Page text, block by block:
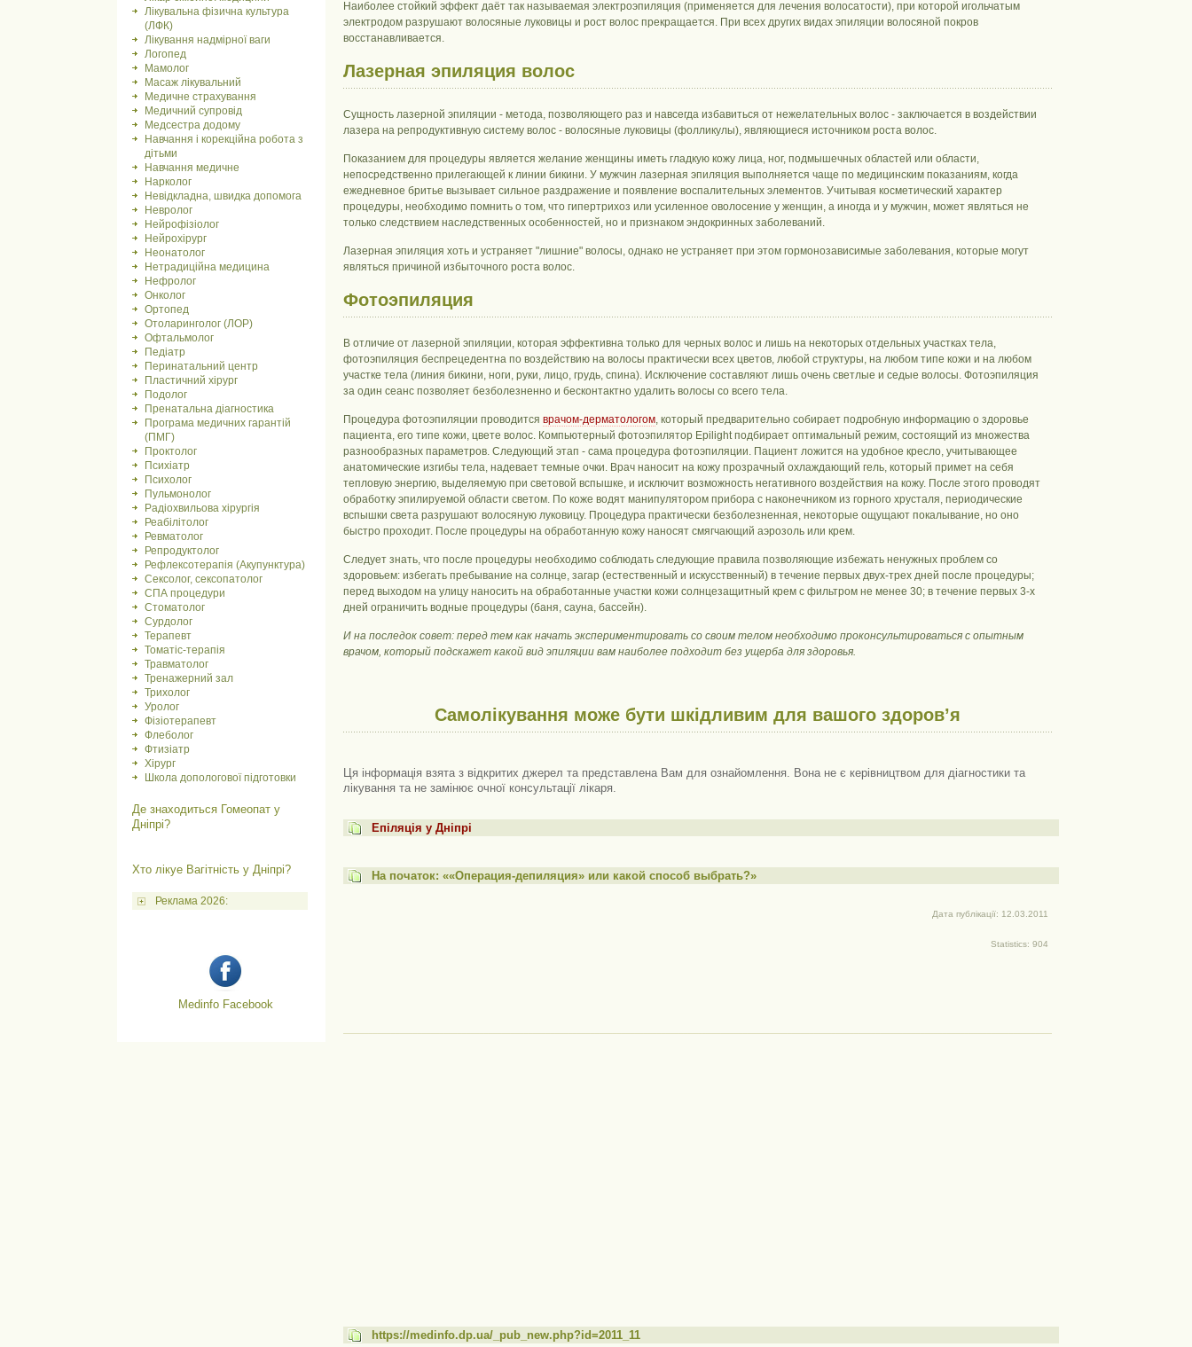
Лікувальна фізична культура
(ЛФК)
Лікування надмірної ваги
Логопед
Мамолог
Масаж лікувальний
Медичне страхування
Медичний супровід
Медсестра додому
Навчання і корекційна робота з
дітьми
Навчання медичне
Нарколог
Невідкладна, швидка допомога
Невролог
Нейрофізіолог
Нейрохірург
Неонатолог
Нетрадиційна медицина
Нефролог
Онколог
Ортопед
Отоларинголог (ЛОР)
Офтальмолог
Педіатр
Перинатальний центр
Пластичний хірург
Подолог
Пренатальна діагностика
Програма медичних гарантій
(ПМГ)
Проктолог
Психіатр
Психолог
Пульмонолог
Радіохвильова хірургія
Реабілітолог
Ревматолог
Репродуктолог
Рефлексотерапія (Акупунктура)
Сексолог, сексопатолог
СПА процедури
Стоматолог
Сурдолог
Терапевт
Томатіс-терапія
Травматолог
Тренажерний зал
Трихолог
Уролог
Фізіотерапевт
Флеболог
Фтизіатр
Хірург
Школа допологової підготовки
Де знаходиться Гомеопат у
Дніпрі?
Хто лікуе Вагітність у Дніпрі?
Реклама 2026:
Medinfo Facebook
Наиболее стойкий эффект даёт так называемая электроэпиляция (применяется для лечения волосатости), при которой игольчатым
электродом разрушают волосяные луковицы и рост волос прекращается. При всех других видах эпиляции волосяной покров
восстанавливается.
Лазерная эпиляция волос
Сущность лазерной эпиляции - метода, позволяющего раз и навсегда избавиться от нежелательных волос - заключается в воздействии
лазера на репродуктивную систему волос - волосяные луковицы (фолликулы), являющиеся источником роста волос.
Показанием для процедуры является желание женщины иметь гладкую кожу лица, ног, подмышечных областей или области,
непосредственно прилегающей к линии бикини. У мужчин лазерная эпиляция выполняется чаще по медицинским показаниям, когда
ежедневное бритье вызывает сильное раздражение и появление воспалительных элементов. Учитывая косметический характер
процедуры, необходимо помнить о том, что гипертрихоз или усиленное оволосение у женщин, а иногда и у мужчин, может являться не
только следствием наследственных особенностей, но и признаком эндокринных заболеваний.
Лазерная эпиляция хоть и устраняет "лишние" волосы, однако не устраняет при этом гормонозависимые заболевания, которые могут
являться причиной избыточного роста волос.
Фотоэпиляция
В отличие от лазерной эпиляции, которая эффективна только для черных волос и лишь на некоторых отдельных участках тела,
фотоэпиляция беспрецедентна по воздействию на волосы практически всех цветов, любой структуры, на любом типе кожи и на любом
участке тела (линия бикини, ноги, руки, лицо, грудь, спина). Исключение составляют лишь очень светлые и седые волосы. Фотоэпиляция
за один сеанс позволяет безболезненно и бесконтактно удалить волосы со всего тела.
Процедура фотоэпиляции проводится врачом-дерматологом, который предварительно собирает подробную информацию о здоровье
пациента, его типе кожи, цвете волос. Компьютерный фотоэпилятор Epilight подбирает оптимальный режим, состоящий из множества
разнообразных параметров. Следующий этап - сама процедура фотоэпиляции. Пациент ложится на удобное кресло, учитывающее
анатомические изгибы тела, надевает темные очки. Врач наносит на кожу прозрачный охлаждающий гель, который примет на себя
тепловую энергию, выделяемую при световой вспышке, и исключит возможность негативного воздействия на кожу. После этого проводят
обработку эпилируемой области светом. По коже водят манипулятором прибора с наконечником из горного хрусталя, периодические
вспышки света разрушают волосяную луковицу. Процедура практически безболезненная, некоторые ощущают покалывание, но оно
быстро проходит. После процедуры на обработанную кожу наносят смягчающий аэрозоль или крем.
Следует знать, что после процедуры необходимо соблюдать следующие правила позволяющие избежать ненужных проблем со
здоровьем: избегать пребывание на солнце, загар (естественный и искусственный) в течение первых двух-трех дней после процедуры;
перед выходом на улицу наносить на обработанные участки кожи солнцезащитный крем с фильтром не менее 30; в течение первых 3-х
дней ограничить водные процедуры (баня, сауна, бассейн).
И на последок совет: перед тем как начать экспериментировать со своим телом необходимо проконсультироваться с опытным
врачом, который подскажет какой вид эпиляции вам наиболее подходит без ущерба для здоровья.
Самолікування може бути шкідливим для вашого здоров’я
Ця інформація взята з відкритих джерел та представлена ​​Вам для ознайомлення. Вона не є керівництвом для діагностики та
лікування та не замінює очної консультації лікаря.
Епіляція у Дніпрі
На початок: ««Операция-депиляция» или какой способ выбрать?»
Дата публікації: 12.03.2011
Statistics: 904
https://medinfo.dp.ua/_pub_new.php?id=2011_11